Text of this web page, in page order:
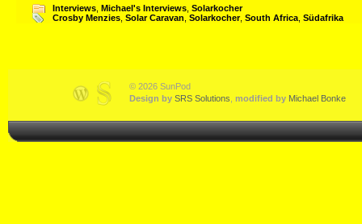
Interviews Michael's Interviews Solarkocher
Crosby Menzies Solar Caravan Solarkocher, South Africa Südafrika
© 2026 SunPod
Design by SRS Solutions modified by Michael Bonke